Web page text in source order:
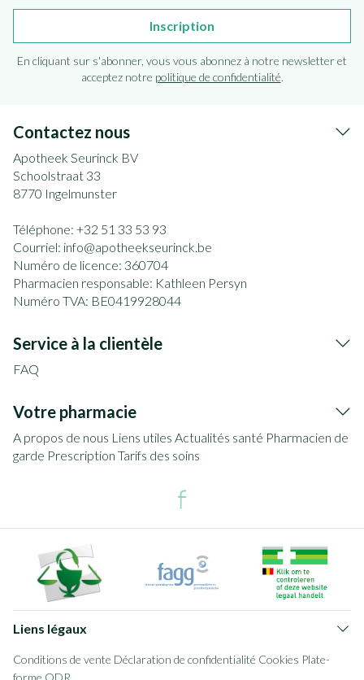
Inscription
En cliquant sur s'abonner, vous vous abonnez à notre newsletter et
acceptez notre politique de confidentialité.
Contactez nous
Apotheek Seurinck BV
Schoolstraat 33
8770 Ingelmunster
Téléphone: +32 51 33 53 93
Courriel: info@apotheekseurinck.be
Numéro de licence: 360704
Pharmacien responsable: Kathleen Persyn
Numéro TVA: BE0419928044
Service à la clientèle
FAQ
Votre pharmacie
A propos de nous Liens utiles Actualités santé Pharmacien de
garde Prescription Tarifs des soins
Liens légaux
Conditions de vente Déclaration de confidentialité Cookies Plate-
forme ODR